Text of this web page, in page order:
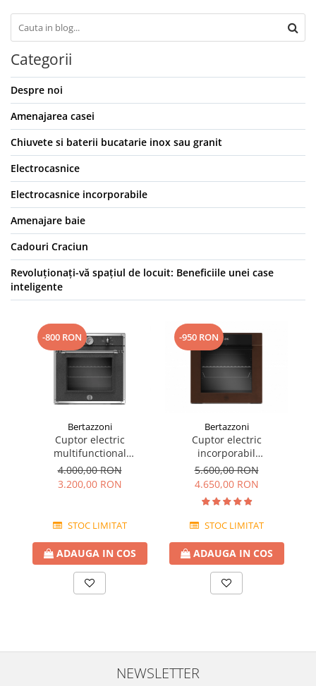
Categorii
Despre noi
Amenajarea casei
Chiuvete si baterii bucatarie inox sau granit
Electrocasnice
Electrocasnice incorporabile
Amenajare baie
Cadouri Craciun
Revoluționați-vă spațiul de locuit: Beneficiile unei case
inteligente
-800 RON
Bertazzoni
Cuptor electric
multifunctional
Bertazzoni seria Heritage,
9 functii
4.000,00 RON
3.200,00 RON
STOC LIMITAT
ADAUGA IN COS
-950 RON
Bertazzoni
Cuptor electric
incorporabil
Bertazzoni,Modern Series
60 cm
5.600,00 RON
4.650,00 RON
STOC LIMITAT
ADAUGA IN COS
NEWSLETTER